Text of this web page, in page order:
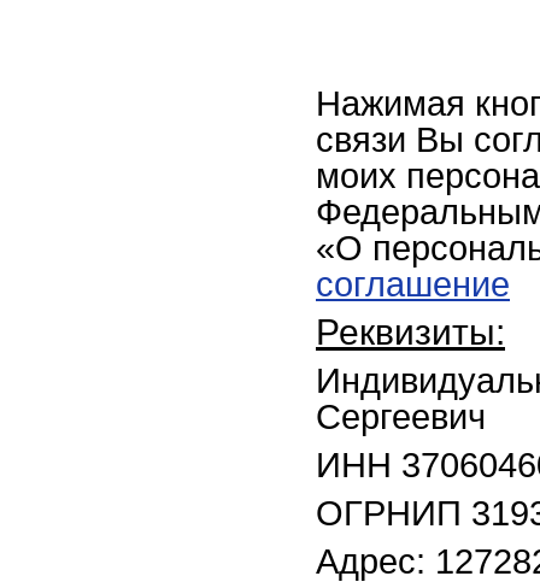
Нажимая
связи Вы
моих
«О
соглашение
Реквизиты:
Сергеевич
ИНН
ОГРНИП
Адрес: